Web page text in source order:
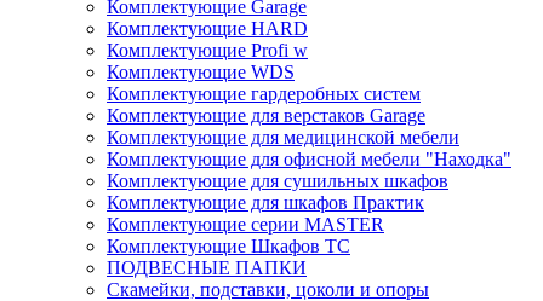
Комплектующие Garage
Комплектующие HARD
Комплектующие Profi w
Комплектующие WDS
Комплектующие гардеробных систем
Комплектующие для верстаков Garage
Комплектующие для медицинской мебели
Комплектующие для офисной мебели "Находка"
Комплектующие для сушильных шкафов
Комплектующие для шкафов Практик
Комплектующие серии MASTER
Комплектующие Шкафов ТС
ПОДВЕСНЫЕ ПАПКИ
Скамейки, подставки, цоколи и опоры